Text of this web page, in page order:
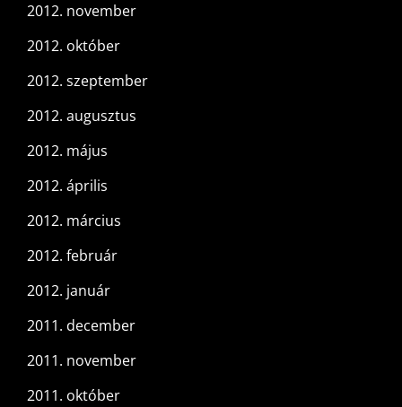
2012. november
2012. október
2012. szeptember
2012. augusztus
2012. május
2012. április
2012. március
2012. február
2012. január
2011. december
2011. november
2011. október